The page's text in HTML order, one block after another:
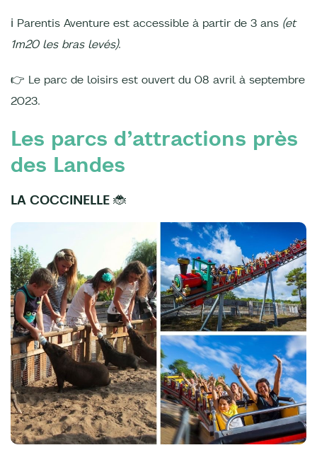
ℹ Parentis Aventure est accessible à partir de 3 ans (et
1m20 les bras levés).
👉 Le parc de loisirs est ouvert du 08 avril à septembre
2023.
Les parcs d’attractions près
des Landes
LA COCCINELLE 🐞